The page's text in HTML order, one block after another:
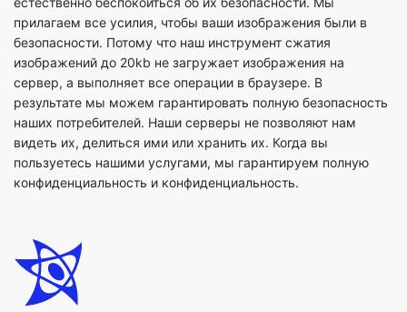
сервер, а выполняет все операции в браузере. В
результате мы можем гарантировать полную безопасность
наших потребителей. Наши серверы не позволяют нам
видеть их, делиться ими или хранить их. Когда вы
пользуетесь нашими услугами, мы гарантируем полную
конфиденциальность и конфиденциальность.
Гибкость
Наш инструмент для сжатия изображений до 20kb работает